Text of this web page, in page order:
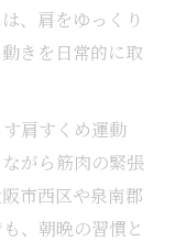
、肩をゆっくり
きを日常的に取
肩すくめ運動
がら筋肉の緊張
市西区や泉南郡
、朝晩の習慣と